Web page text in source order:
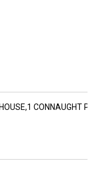
CONNAUGHT